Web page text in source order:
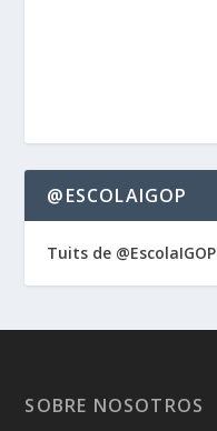
@ESCOLAIGOP
Tuits de @EscolaIGOP
SOBRE NOSOTROS